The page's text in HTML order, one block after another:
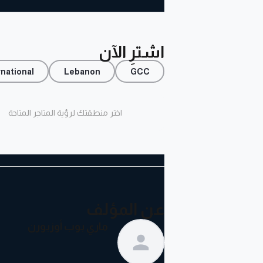
اشترِ الآن
GCC
Lebanon
اختر منطقتك لرؤية المتاجر المتاحة